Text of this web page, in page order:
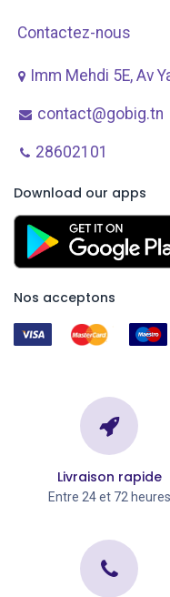
Contactez-nous
Imm Mehdi 5E, Av
contact@gobig.tn
28602101
Download our apps
Nos acceptons
Livraison rapide
Entre 24 et 72 heures